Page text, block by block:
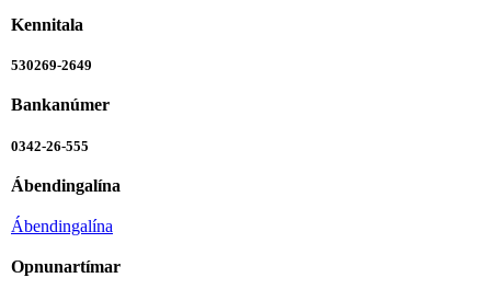
Kennitala
530269-2649
Bankanúmer
0342-26-555
Ábendingalína
Ábendingalína
Opnunartímar